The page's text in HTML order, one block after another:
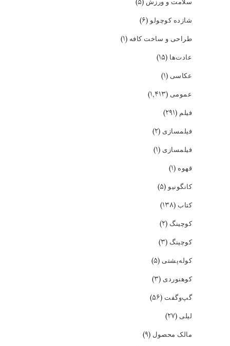
شازده کوچولو(۶)
طراحی و ساخت کافه (۱)
عادت‌ها (۱۵)
عکاسی (۱)
عمومی (۱,۴۱۳)
فیلم (۲۹۱)
فیلمسازی (۲)
فیلمسازی (۱)
قهوه (۱)
کانگونیو(۵)
کتاب (۱۳۸)
کوچینگ (۲)
کوچینگ (۳)
کوله‌پشتی (۵)
کوهنوردی (۳)
گپ‌و‌گفت (۵۶)
لیلی (۲۷)
مالک محصول (۹)